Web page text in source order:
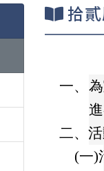
拾
一、
二、
(一)